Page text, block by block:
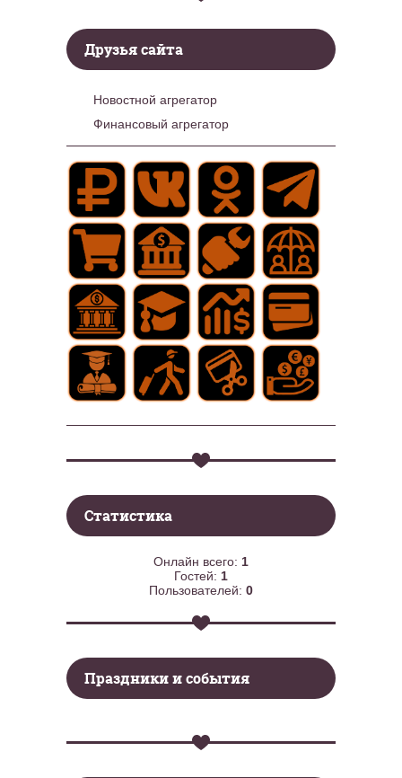
Друзья сайта
Новостной агрегатор
Финансовый агрегатор
Статистика
Онлайн всего: 1
Гостей: 1
Пользователей: 0
Праздники и события